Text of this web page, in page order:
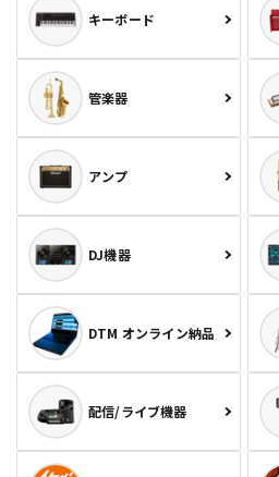
キーボード
管楽器
アンプ
DJ機器
DTM オンライン納品
配信/ライブ機器